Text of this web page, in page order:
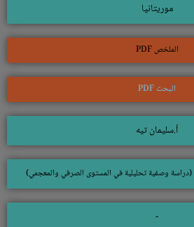
موريتانيا
الملخص PDF
البحث PDF
أ.سليمان تيه
- (دراسة وصفية تحليلية في المستوى الصرفي والمعجمي)
-